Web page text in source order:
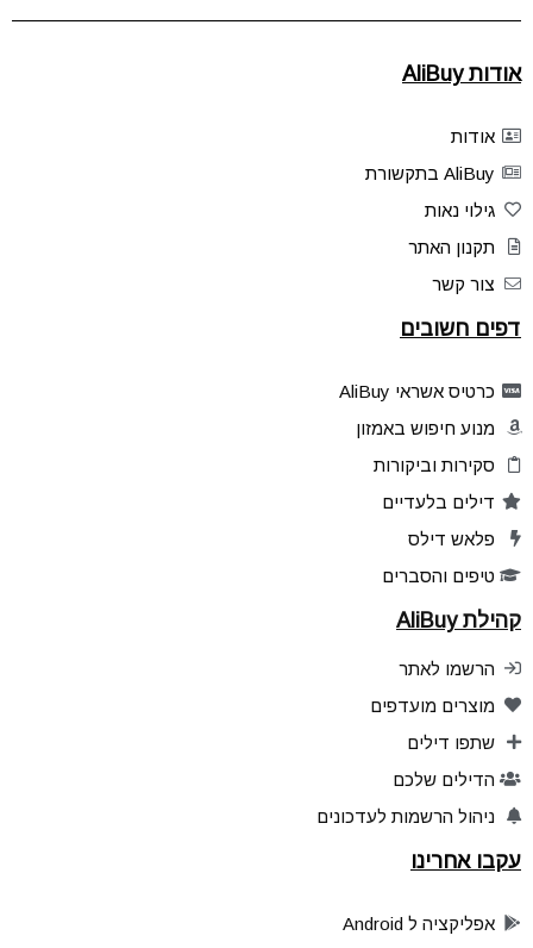
אודות AliBuy
אודות
AliBuy בתקשורת
גילוי נאות
תקנון האתר
צור קשר
דפים חשובים
כרטיס אשראי AliBuy
מנוע חיפוש באמזון
סקירות וביקורות
דילים בלעדיים
פלאש דילס
טיפים והסברים
קהילת AliBuy
הרשמו לאתר
מוצרים מועדפים
שתפו דילים
הדילים שלכם
ניהול הרשמות לעדכונים
עקבו אחרינו
אפליקציה ל Android